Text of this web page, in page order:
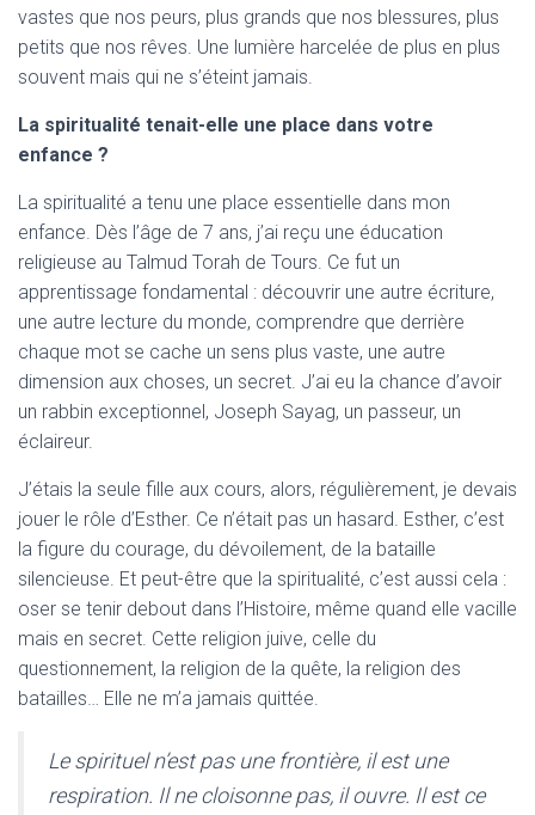
vastes que nos peurs, plus grands que nos blessures, plus
petits que nos rêves. Une lumière harcelée de plus en plus
souvent mais qui ne s’éteint jamais.
La spiritualité tenait-elle une place dans votre
enfance ?
La spiritualité a tenu une place essentielle dans mon
enfance. Dès l’âge de 7 ans, j’ai reçu une éducation
religieuse au Talmud Torah de Tours. Ce fut un
apprentissage fondamental : découvrir une autre écriture,
une autre lecture du monde, comprendre que derrière
chaque mot se cache un sens plus vaste, une autre
dimension aux choses, un secret. J’ai eu la chance d’avoir
un rabbin exceptionnel, Joseph Sayag, un passeur, un
éclaireur.
J’étais la seule fille aux cours, alors, régulièrement, je devais
jouer le rôle d’Esther. Ce n’était pas un hasard. Esther, c’est
la figure du courage, du dévoilement, de la bataille
silencieuse. Et peut-être que la spiritualité, c’est aussi cela :
oser se tenir debout dans l’Histoire, même quand elle vacille
mais en secret. Cette religion juive, celle du
questionnement, la religion de la quête, la religion des
batailles… Elle ne m’a jamais quittée.
Le spirituel n’est pas une frontière, il est une
respiration. Il ne cloisonne pas, il ouvre. Il est ce